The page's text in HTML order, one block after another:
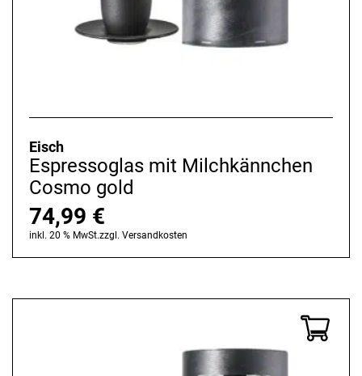
Eisch
Espressoglas mit Milchkännchen
Cosmo gold
74,99 €
inkl. 20 % MwSt.zzgl. Versandkosten